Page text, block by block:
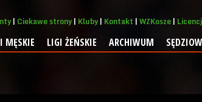
Ciekawe strony Kluby Kontakt WZKosze
MĘSKIE LIGI ŻEŃSKIE ARCHIWUM